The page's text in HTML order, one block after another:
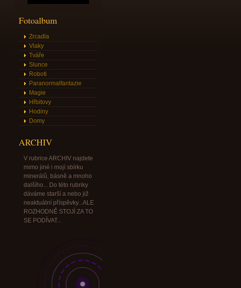
Fotoalbum
Zrcadla
Vlaky
Tváře
Slunce
Roboti
Paranormalfantazie
Magie
Hřbitovy
Hodiny
Domy
ARCHIV
V rubrice ARCHIV najdete
mimo jiné i mojí sbírku
minerálů, básně a mnoho
dalšího... Do této rubriky
dáváme starší a nebo již
neaktuální příspěvky...ALE
ROZHODNĚ STOJÍ ZA TO
SE PODÍVAT...